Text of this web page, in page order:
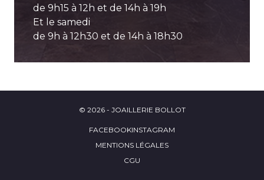
de 9h15 à 12h et de 14h à 19h
Et le samedi
de 9h à 12h30 et de 14h à 18h30
© 2026 - JOAILLERIE BOLLOT
FACEBOOKINSTAGRAM
MENTIONS LÉGALES
CGU